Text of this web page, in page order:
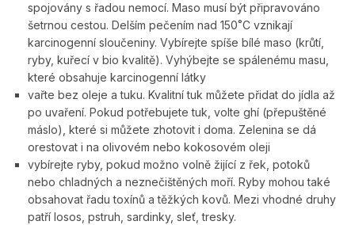
spojovány s řadou nemocí. Maso musí být připravováno
šetrnou cestou. Delším pečením nad 150˚C vznikají
karcinogenní sloučeniny. Vybírejte spíše bílé maso (krůtí,
ryby, kuřecí v bio kvalitě). Vyhýbejte se spálenému masu,
které obsahuje karcinogenní látky
vařte bez oleje a tuku. Kvalitní tuk můžete přidat do jídla až
po uvaření. Pokud potřebujete tuk, volte ghí (přepuštěné
máslo), které si můžete zhotovit i doma. Zelenina se dá
orestovat i na olivovém nebo kokosovém oleji
vybírejte ryby, pokud možno volně žijící z řek, potoků
nebo chladných a neznečištěných moří. Ryby mohou také
obsahovat řadu toxínů a těžkých kovů. Mezi vhodné druhy
patří losos, pstruh, sardinky, sleť, tresky.